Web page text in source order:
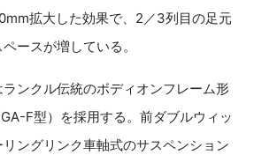
拡大した効果で、2／3列目の足元
ースが増している。
ンクル伝統のボディオンフレーム形
F型）を採用する。前ダブルウィッ
ングリンク車軸式のサスペンション